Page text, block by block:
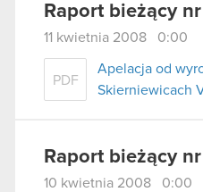
Raport bieżący
11 kwietnia 2008 0:00
PDF
Apelacja od
Skierniewicach
Raport bieżący
10 kwietnia 2008 0:00